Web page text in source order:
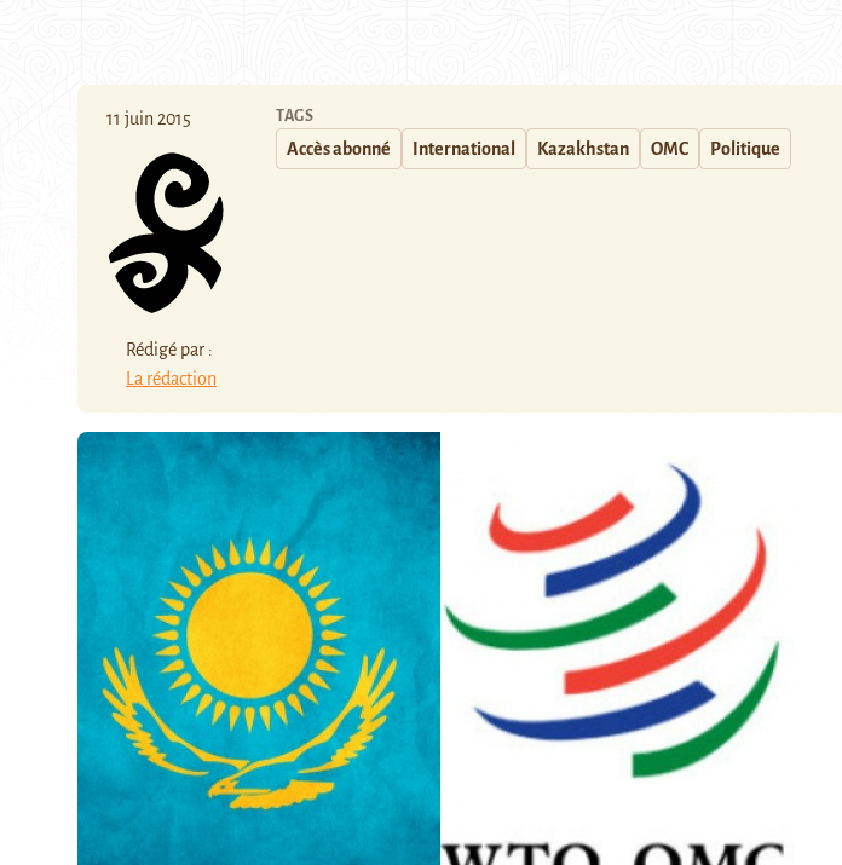
11 juin 2015
Rédigé par :
La rédaction
TAGS
Accès abonné International Kazakhstan OMC Politique